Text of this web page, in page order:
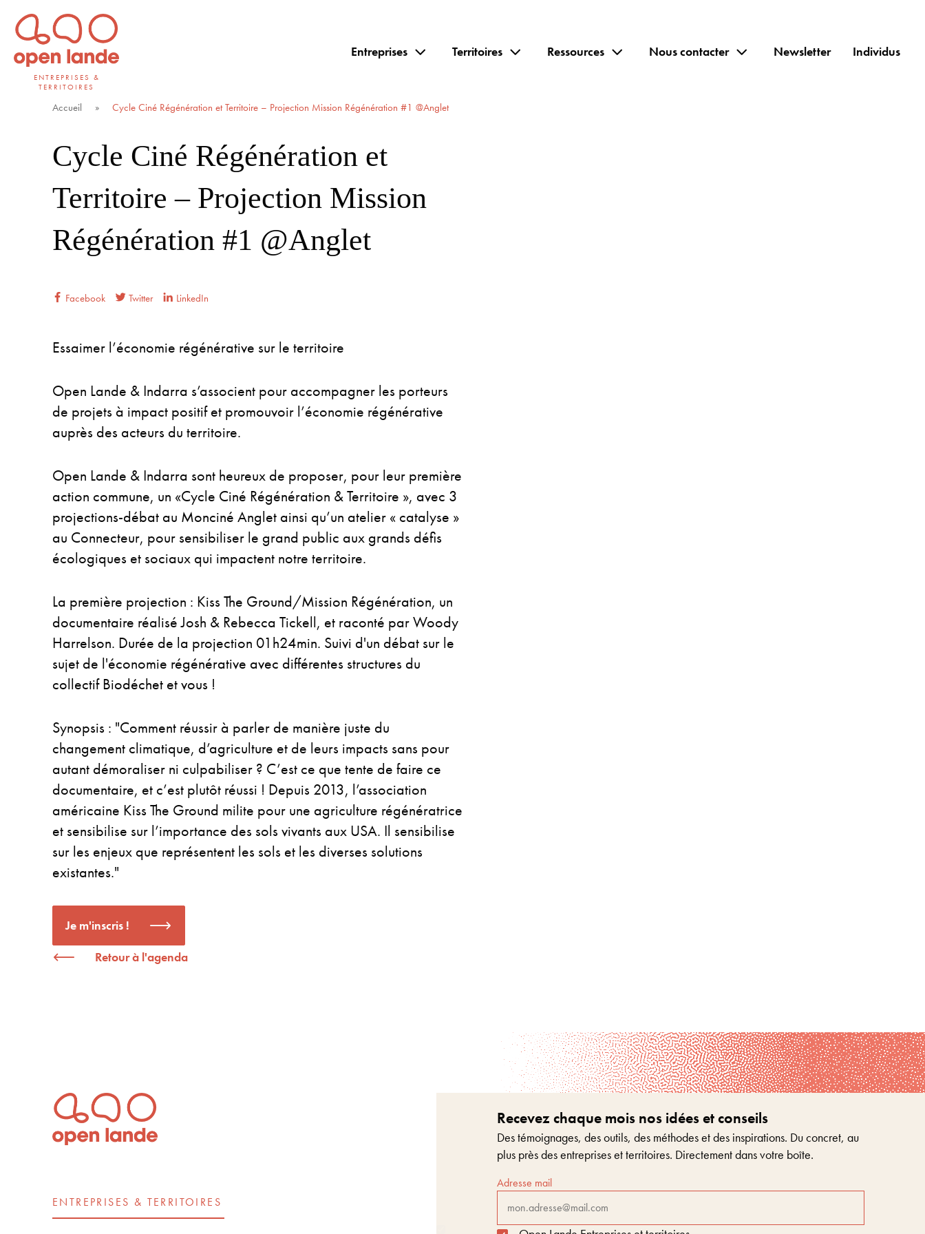
Aller
directement
au
contenuENTREPRISES &
TERRITOIRES
Open Lande
Entreprises & territoires
Entreprises Territoires Ressources Nous contacter Newsletter Individus
Accueil » Cycle Ciné Régénération et Territoire – Projection Mission Régénération #1 @Anglet
Cycle Ciné Régénération et
Territoire – Projection Mission
Régénération #1 @Anglet
Facebook Twitter LinkedIn
Essaimer l’économie régénérative sur le territoire
Open Lande & Indarra s’associent pour accompagner les porteurs
de projets à impact positif et promouvoir l’économie régénérative
auprès des acteurs du territoire.
Open Lande & Indarra sont heureux de proposer, pour leur première
action commune, un «Cycle Ciné Régénération & Territoire », avec 3
projections-débat au Monciné Anglet ainsi qu’un atelier « catalyse »
au Connecteur, pour sensibiliser le grand public aux grands défis
écologiques et sociaux qui impactent notre territoire.
La première projection : Kiss The Ground/Mission Régénération, un
documentaire réalisé Josh & Rebecca Tickell, et raconté par Woody
Harrelson. Durée de la projection 01h24min. Suivi d'un débat sur le
sujet de l'économie régénérative avec différentes structures du
collectif Biodéchet et vous !
Synopsis : "Comment réussir à parler de manière juste du
changement climatique, d’agriculture et de leurs impacts sans pour
autant démoraliser ni culpabiliser ? C’est ce que tente de faire ce
documentaire, et c’est plutôt réussi ! Depuis 2013, l’association
américaine Kiss The Ground milite pour une agriculture régénératrice
et sensibilise sur l’importance des sols vivants aux USA. Il sensibilise
sur les enjeux que représentent les sols et les diverses solutions
existantes."
Je m'inscris !
Retour à l'agenda
ENTREPRISES & TERRITOIRES
Recevez chaque mois nos idées et conseils
Des témoignages, des outils, des méthodes et des inspirations. Du concret, au
plus près des entreprises et territoires. Directement dans votre boîte.
Adresse mail